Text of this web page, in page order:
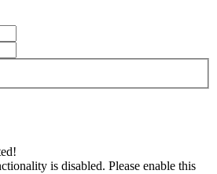
is disabled. Please enable this